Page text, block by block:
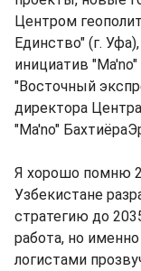
Центром
Единство" (г.
инициатив
"Восточный
директора
"Ma'no"
Я хорошо помню
Узбекистане
стратегию до
работа, но
логистами